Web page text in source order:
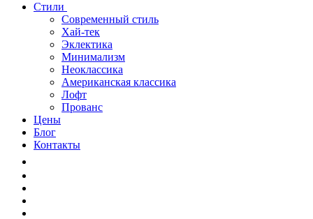
Стили
Современный стиль
Хай-тек
Эклектика
Минимализм
Неоклассика
Американская классика
Лофт
Прованс
Цены
Блог
Контакты